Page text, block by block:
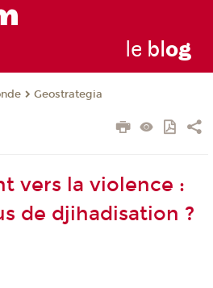
le blog
Geostrategia
vers la violence :
de djihadisation ?